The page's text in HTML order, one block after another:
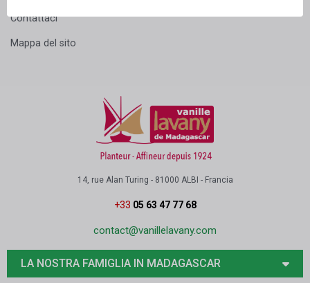
Contattaci
Mappa del sito
14, rue Alan Turing - 81000 ALBI - Francia
+33 05 63 47 77 68
contact@vanillelavany.com
LA NOSTRA FAMIGLIA IN MADAGASCAR